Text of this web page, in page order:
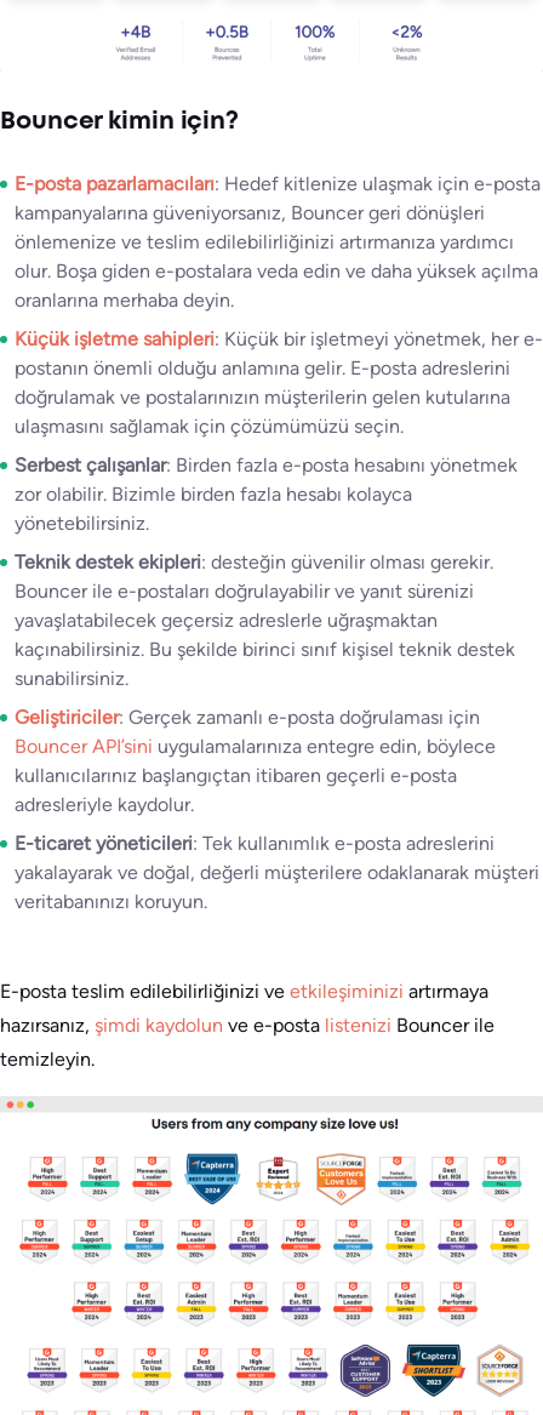
Bouncer kimin için?
E-posta pazarlamacıları: Hedef kitlenize ulaşmak için e-posta
kampanyalarına güveniyorsanız, Bouncer geri dönüşleri
önlemenize ve teslim edilebilirliğinizi artırmanıza yardımcı
olur. Boşa giden e-postalara veda edin ve daha yüksek açılma
oranlarına merhaba deyin.
Küçük işletme sahipleri: Küçük bir işletmeyi yönetmek, her e-
postanın önemli olduğu anlamına gelir. E-posta adreslerini
doğrulamak ve postalarınızın müşterilerin gelen kutularına
ulaşmasını sağlamak için çözümümüzü seçin.
Serbest çalışanlar: Birden fazla e-posta hesabını yönetmek
zor olabilir. Bizimle birden fazla hesabı kolayca
yönetebilirsiniz.
Teknik destek ekipleri: desteğin güvenilir olması gerekir.
Bouncer ile e-postaları doğrulayabilir ve yanıt sürenizi
yavaşlatabilecek geçersiz adreslerle uğraşmaktan
kaçınabilirsiniz. Bu şekilde birinci sınıf kişisel teknik destek
sunabilirsiniz.
Geliştiriciler: Gerçek zamanlı e-posta doğrulaması için
Bouncer API’sini uygulamalarınıza entegre edin, böylece
kullanıcılarınız başlangıçtan itibaren geçerli e-posta
adresleriyle kaydolur.
E-ticaret yöneticileri: Tek kullanımlık e-posta adreslerini
yakalayarak ve doğal, değerli müşterilere odaklanarak müşteri
veritabanınızı koruyun.
E-posta teslim edilebilirliğinizi ve etkileşiminizi artırmaya
hazırsanız, şimdi kaydolun ve e-posta listenizi Bouncer ile
temizleyin.